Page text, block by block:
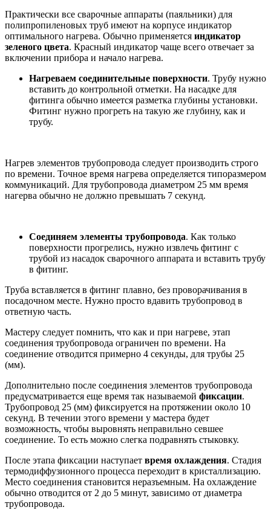
Практически все сварочные аппараты (паяльники) для
полипропиленовых труб имеют на корпусе индикатор
оптимального нагрева. Обычно применяется индикатор
зеленого цвета. Красный индикатор чаще всего отвечает за
включении прибора и начало нагрева.
Нагреваем соединительные поверхности. Трубу нужно
вставить до контрольной отметки. На насадке для
фитинга обычно имеется разметка глубины установки.
Фитинг нужно прогреть на такую же глубину, как и
трубу.
Нагрев элементов трубопровода следует производить строго
по времени. Точное время нагрева определяется типоразмером
коммуникаций. Для трубопровода диаметром 25 мм время
нагерва обычно не должно превышать 7 секунд.
Соединяем элементы трубопровода. Как только
поверхности прогрелись, нужно извлечь фитинг с
трубой из насадок сварочного аппарата и вставить трубу
в фитинг.
Труба вставляется в фитинг плавно, без проворачивания в
посадочном месте. Нужно просто вдавить трубопровод в
ответную часть.
Мастеру следует помнить, что как и при нагреве, этап
соединения трубопровода ограничен по времени. На
соединение отводится примерно 4 секунды, для трубы 25
(мм).
Дополнительно после соединения элементов трубопровода
предусматривается еще время так называемой фиксации.
Трубопровод 25 (мм) фиксируется на протяжении около 10
секунд. В течении этого времени у мастера будет
возможность, чтобы выровнять неправильно севшее
соединение. То есть можно слегка подравнять стыковку.
После этапа фиксации наступает время охлаждения. Стадия
термодиффузионного процесса переходит в кристаллизацию.
Место соединения становится неразъемным. На охлаждение
обычно отводится от 2 до 5 минут, зависимо от диаметра
трубопровода.